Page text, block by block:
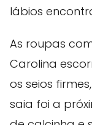
lábios
As roupas
Carolina
os seios
saia foi a